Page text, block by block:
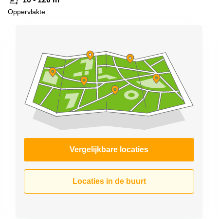
Coworking
space
Kantoor
Huren
Hengelo
Bedrijfsruimte
Huren in
Oppervlakte
Vergelijkbare locaties
Locaties in de buurt